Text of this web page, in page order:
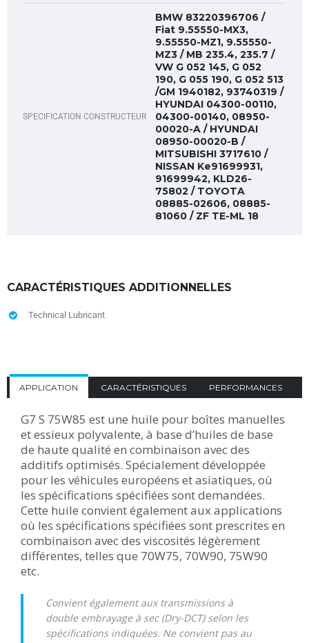
SPECIFICATION CONSTRUCTEUR
BMW 83220396706 /
Fiat 9.55550-MX3,
9.55550-MZ1, 9.55550-
MZ3 / MB 235.4, 235.7 /
VW G 052 145, G 052
190, G 055 190, G 052 513
/GM 1940182, 93740319 /
HYUNDAI 04300-00110,
04300-00140, 08950-
00020-A / HYUNDAI
08950-00020-B /
MITSUBISHI 3717610 /
NISSAN Ke91699931,
91699942, KLD26-
75802 / TOYOTA
08885-02606, 08885-
81060 / ZF TE-ML 18
CARACTÉRISTIQUES ADDITIONNELLES
Technical Lubricant
APPLICATION CARACTÉRISTIQUES PERFORMANCES
G7 S 75W85 est une huile pour boîtes manuelles
et essieux polyvalente, à base d’huiles de base
de haute qualité en combinaison avec des
additifs optimisés. Spécialement développée
pour les véhicules européens et asiatiques, où
les spécifications spécifiées sont demandées.
Cette huile convient également aux applications
où les spécifications spécifiées sont prescrites en
combinaison avec des viscosités légèrement
différentes, telles que 70W75, 70W90, 75W90
etc.
Convient également aux transmissions à
double embrayage à sec (Dry-DCT) selon les
spécifications indiquées. Ne convient pas au